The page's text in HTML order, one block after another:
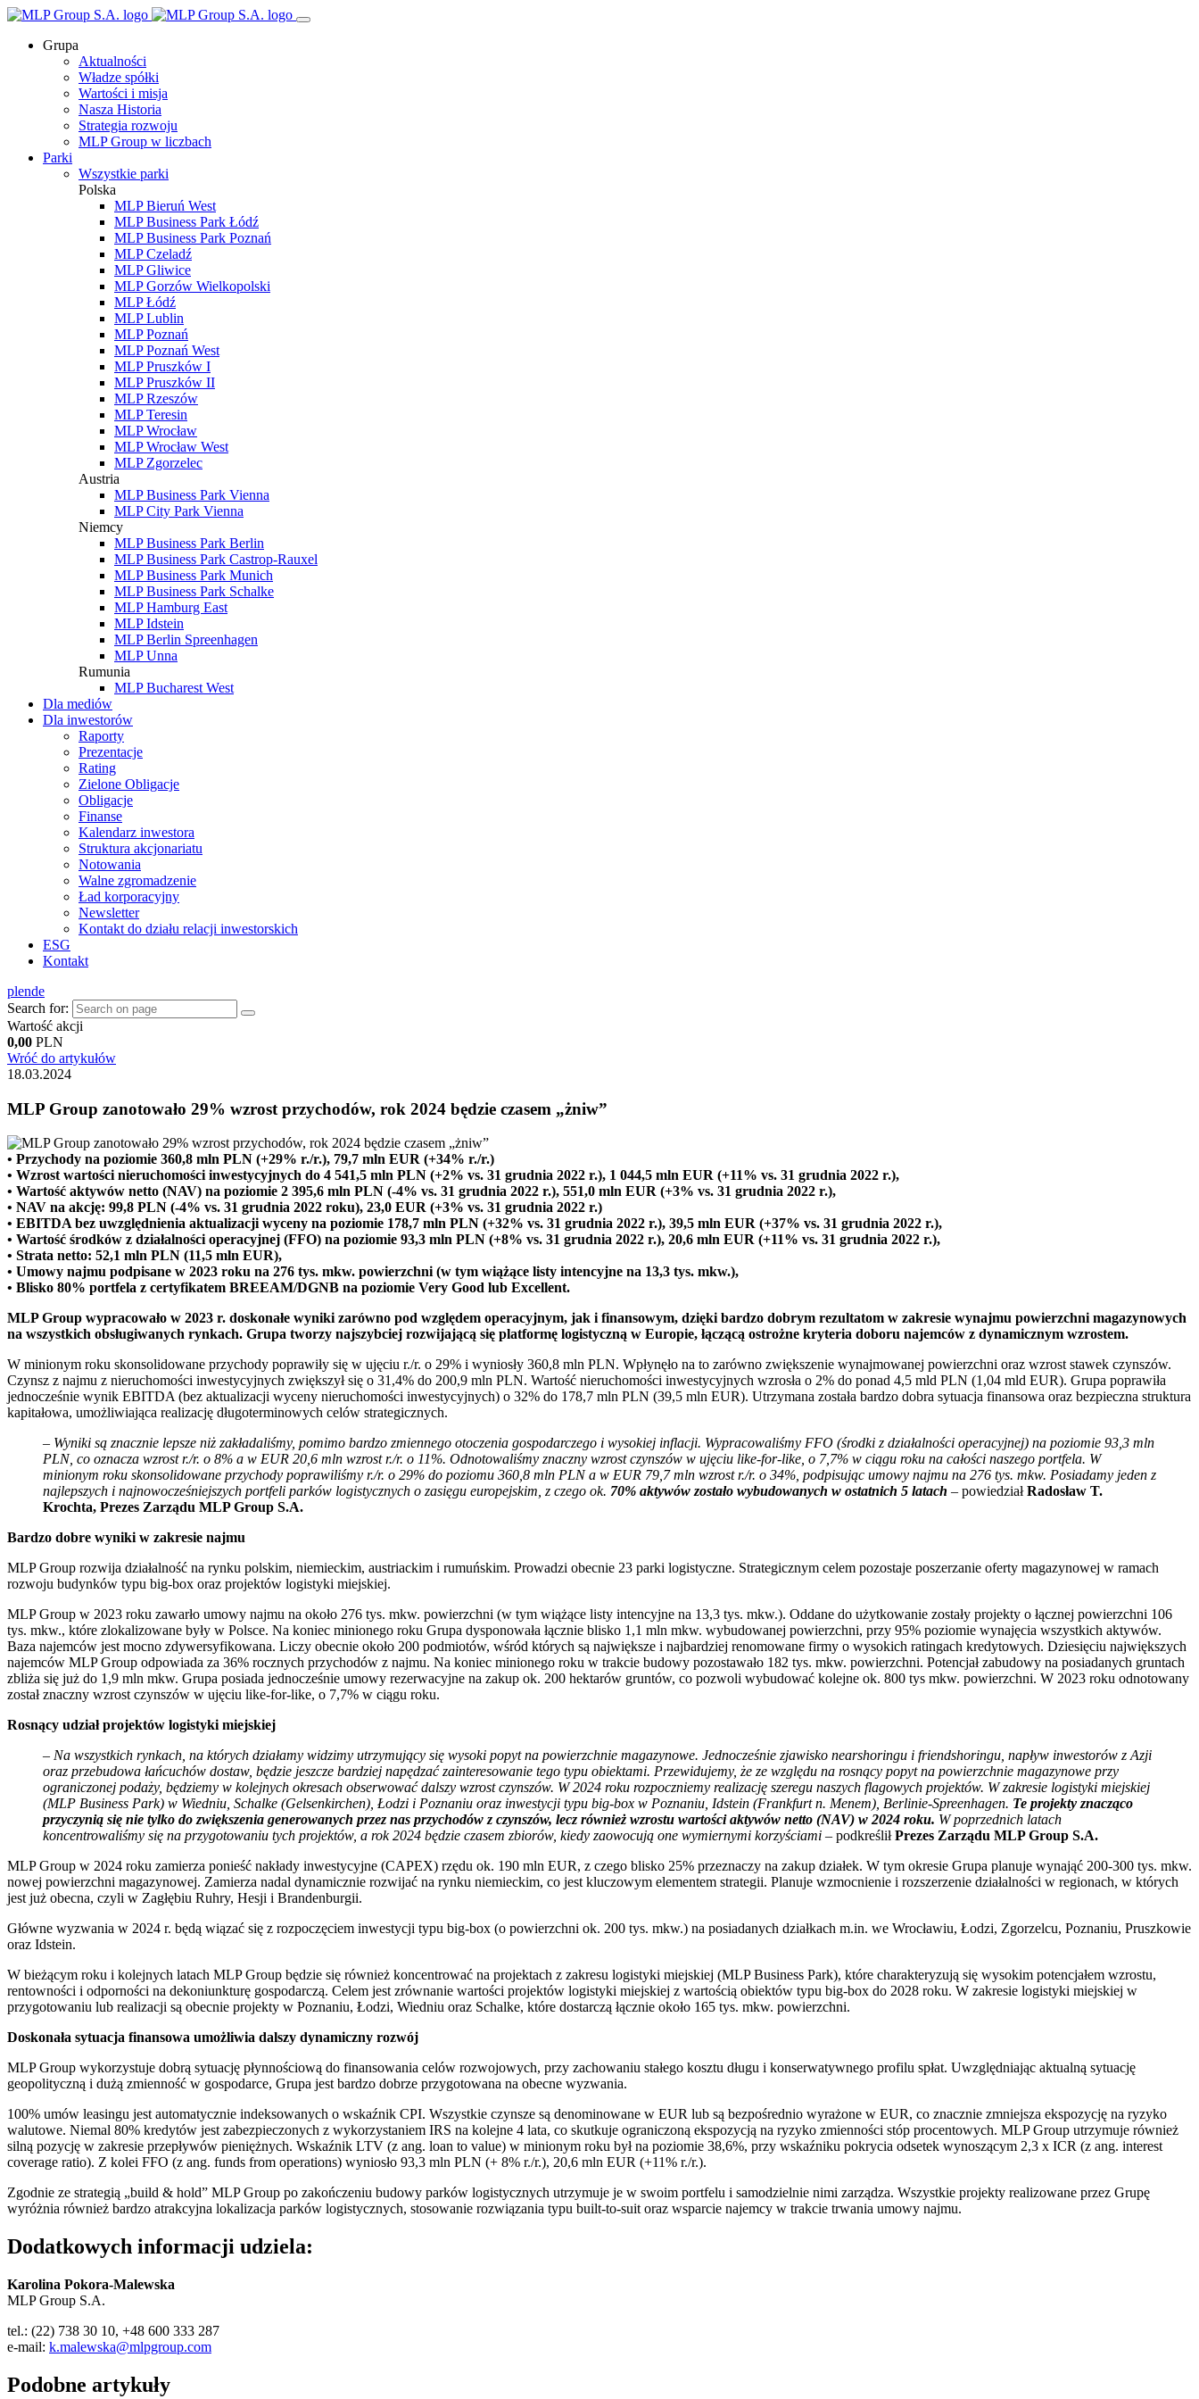
Grupa
Aktualności
Władze spółki
Wartości i misja
Nasza Historia
Strategia rozwoju
MLP Group w liczbach
Parki
Wszystkie parki
Polska
MLP Bieruń West
MLP Business Park Łódź
MLP Business Park Poznań
MLP Czeladź
MLP Gliwice
MLP Gorzów Wielkopolski
MLP Łódź
MLP Lublin
MLP Poznań
MLP Poznań West
MLP Pruszków I
MLP Pruszków II
MLP Rzeszów
MLP Teresin
MLP Wrocław
MLP Wrocław West
MLP Zgorzelec
Austria
MLP Business Park Vienna
MLP City Park Vienna
Niemcy
MLP Business Park Berlin
MLP Business Park Castrop-Rauxel
MLP Business Park Munich
MLP Business Park Schalke
MLP Hamburg East
MLP Idstein
MLP Berlin Spreenhagen
MLP Unna
Rumunia
MLP Bucharest West
Dla mediów
Dla inwestorów
Raporty
Prezentacje
Rating
Zielone Obligacje
Obligacje
Finanse
Kalendarz inwestora
Struktura akcjonariatu
Notowania
Walne zgromadzenie
Ład korporacyjny
Newsletter
Kontakt do działu relacji inwestorskich
ESG
Kontakt
plende
Search for:
Wartość akcji
0,00 PLN
Wróć do artykułów
18.03.2024
MLP Group zanotowało 29% wzrost przychodów, rok 2024 będzie czasem „żniw”
• Przychody na poziomie 360,8 mln PLN (+29% r./r.), 79,7 mln EUR (+34% r./r.)
• Wzrost wartości nieruchomości inwestycyjnych do 4 541,5 mln PLN (+2% vs. 31 grudnia 2022 r.), 1 044,5 mln EUR (+11% vs. 31 grudnia 2022 r.),
• Wartość aktywów netto (NAV) na poziomie 2 395,6 mln PLN (-4% vs. 31 grudnia 2022 r.), 551,0 mln EUR (+3% vs. 31 grudnia 2022 r.),
• NAV na akcję: 99,8 PLN (-4% vs. 31 grudnia 2022 roku), 23,0 EUR (+3% vs. 31 grudnia 2022 r.)
• EBITDA bez uwzględnienia aktualizacji wyceny na poziomie 178,7 mln PLN (+32% vs. 31 grudnia 2022 r.), 39,5 mln EUR (+37% vs. 31 grudnia 2022 r.),
• Wartość środków z działalności operacyjnej (FFO) na poziomie 93,3 mln PLN (+8% vs. 31 grudnia 2022 r.), 20,6 mln EUR (+11% vs. 31 grudnia 2022 r.),
• Strata netto: 52,1 mln PLN (11,5 mln EUR),
• Umowy najmu podpisane w 2023 roku na 276 tys. mkw. powierzchni (w tym wiążące listy intencyjne na 13,3 tys. mkw.),
• Blisko 80% portfela z certyfikatem BREEAM/DGNB na poziomie Very Good lub Excellent.
MLP Group wypracowało w 2023 r. doskonałe wyniki zarówno pod względem operacyjnym, jak i finansowym, dzięki bardzo dobrym rezultatom w zakresie wynajmu powierzchni magazynowych
na wszystkich obsługiwanych rynkach. Grupa tworzy najszybciej rozwijającą się platformę logistyczną w Europie, łączącą ostrożne kryteria doboru najemców z dynamicznym wzrostem.
W minionym roku skonsolidowane przychody poprawiły się w ujęciu r./r. o 29% i wyniosły 360,8 mln PLN. Wpłynęło na to zarówno zwiększenie wynajmowanej powierzchni oraz wzrost stawek czynszów.
Czynsz z najmu z nieruchomości inwestycyjnych zwiększył się o 31,4% do 200,9 mln PLN. Wartość nieruchomości inwestycyjnych wzrosła o 2% do ponad 4,5 mld PLN (1,04 mld EUR). Grupa poprawiła
jednocześnie wynik EBITDA (bez aktualizacji wyceny nieruchomości inwestycyjnych) o 32% do 178,7 mln PLN (39,5 mln EUR). Utrzymana została bardzo dobra sytuacja finansowa oraz bezpieczna struktura
kapitałowa, umożliwiająca realizację długoterminowych celów strategicznych.
– Wyniki są znacznie lepsze niż zakładaliśmy, pomimo bardzo zmiennego otoczenia gospodarczego i wysokiej inflacji. Wypracowaliśmy FFO (środki z działalności operacyjnej) na poziomie 93,3 mln
PLN, co oznacza wzrost r./r. o 8% a w EUR 20,6 mln wzrost r./r. o 11%. Odnotowaliśmy znaczny wzrost czynszów w ujęciu like-for-like, o 7,7% w ciągu roku na całości naszego portfela. W
minionym roku skonsolidowane przychody poprawiliśmy r./r. o 29% do poziomu 360,8 mln PLN a w EUR 79,7 mln wzrost r./r. o 34%, podpisując umowy najmu na 276 tys. mkw. Posiadamy jeden z
najlepszych i najnowocześniejszych portfeli parków logistycznych o zasięgu europejskim, z czego ok. 70% aktywów zostało wybudowanych w ostatnich 5 latach – powiedziałRadosław T.
Krochta, Prezes Zarządu MLP Group S.A.
Bardzo dobre wyniki w zakresie najmu
MLP Group rozwija działalność na rynku polskim, niemieckim, austriackim i rumuńskim. Prowadzi obecnie 23 parki logistyczne. Strategicznym celem pozostaje poszerzanie oferty magazynowej w ramach
rozwoju budynków typu big-box oraz projektów logistyki miejskiej.
MLP Group w 2023 roku zawarło umowy najmu na około 276 tys. mkw. powierzchni (w tym wiążące listy intencyjne na 13,3 tys. mkw.). Oddane do użytkowanie zostały projekty o łącznej powierzchni 106
tys. mkw., które zlokalizowane były w Polsce. Na koniec minionego roku Grupa dysponowała łącznie blisko 1,1 mln mkw. wybudowanej powierzchni, przy 95% poziomie wynajęcia wszystkich aktywów.
Baza najemców jest mocno zdywersyfikowana. Liczy obecnie około 200 podmiotów, wśród których są największe i najbardziej renomowane firmy o wysokich ratingach kredytowych. Dziesięciu największych
najemców MLP Group odpowiada za 36% rocznych przychodów z najmu. Na koniec minionego roku w trakcie budowy pozostawało 182 tys. mkw. powierzchni. Potencjał zabudowy na posiadanych gruntach
zbliża się już do 1,9 mln mkw. Grupa posiada jednocześnie umowy rezerwacyjne na zakup ok. 200 hektarów gruntów, co pozwoli wybudować kolejne ok. 800 tys mkw. powierzchni. W 2023 roku odnotowany
został znaczny wzrost czynszów w ujęciu like-for-like, o 7,7% w ciągu roku.
Rosnący udział projektów logistyki miejskiej
– Na wszystkich rynkach, na których działamy widzimy utrzymujący się wysoki popyt na powierzchnie magazynowe. Jednocześnie zjawisko nearshoringu i friendshoringu, napływ inwestorów z Azji
oraz przebudowa łańcuchów dostaw, będzie jeszcze bardziej napędzać zainteresowanie tego typu obiektami. Przewidujemy, że ze względu na rosnący popyt na powierzchnie magazynowe przy
ograniczonej podaży, będziemy w kolejnych okresach obserwować dalszy wzrost czynszów. W 2024 roku rozpoczniemy realizację szeregu naszych flagowych projektów. W zakresie logistyki miejskiej
(MLP Business Park) w Wiedniu, Schalke (Gelsenkirchen), Łodzi i Poznaniu oraz inwestycji typu big-box w Poznaniu, Idstein (Frankfurt n. Menem), Berlinie-Spreenhagen. Te projekty znacząco
przyczynią się nie tylko do zwiększenia generowanych przez nas przychodów z czynszów, lecz również wzrostu wartości aktywów netto (NAV) w 2024 roku. W poprzednich latach
koncentrowaliśmy się na przygotowaniu tych projektów, a rok 2024 będzie czasem zbiorów, kiedy zaowocują one wymiernymi korzyściami – podkreśliłPrezes Zarządu MLP Group S.A.
MLP Group w 2024 roku zamierza ponieść nakłady inwestycyjne (CAPEX) rzędu ok. 190 mln EUR, z czego blisko 25% przeznaczy na zakup działek. W tym okresie Grupa planuje wynająć 200-300 tys. mkw.
nowej powierzchni magazynowej. Zamierza nadal dynamicznie rozwijać na rynku niemieckim, co jest kluczowym elementem strategii. Planuje wzmocnienie i rozszerzenie działalności w regionach, w których
jest już obecna, czyli w Zagłębiu Ruhry, Hesji i Brandenburgii.
Główne wyzwania w 2024 r. będą wiązać się z rozpoczęciem inwestycji typu big-box (o powierzchni ok. 200 tys. mkw.) na posiadanych działkach m.in. we Wrocławiu, Łodzi, Zgorzelcu, Poznaniu, Pruszkowie
oraz Idstein.
W bieżącym roku i kolejnych latach MLP Group będzie się również koncentrować na projektach z zakresu logistyki miejskiej (MLP Business Park), które charakteryzują się wysokim potencjałem wzrostu,
rentowności i odporności na dekoniunkturę gospodarczą. Celem jest zrównanie wartości projektów logistyki miejskiej z wartością obiektów typu big-box do 2028 roku. W zakresie logistyki miejskiej w
przygotowaniu lub realizacji są obecnie projekty w Poznaniu, Łodzi, Wiedniu oraz Schalke, które dostarczą łącznie około 165 tys. mkw. powierzchni.
Doskonała sytuacja finansowa umożliwia dalszy dynamiczny rozwój
MLP Group wykorzystuje dobrą sytuację płynnościową do finansowania celów rozwojowych, przy zachowaniu stałego kosztu długu i konserwatywnego profilu spłat. Uwzględniając aktualną sytuację
geopolityczną i dużą zmienność w gospodarce, Grupa jest bardzo dobrze przygotowana na obecne wyzwania.
100% umów leasingu jest automatycznie indeksowanych o wskaźnik CPI. Wszystkie czynsze są denominowane w EUR lub są bezpośrednio wyrażone w EUR, co znacznie zmniejsza ekspozycję na ryzyko
walutowe. Niemal 80% kredytów jest zabezpieczonych z wykorzystaniem IRS na kolejne 4 lata, co skutkuje ograniczoną ekspozycją na ryzyko zmienności stóp procentowych. MLP Group utrzymuje również
silną pozycję w zakresie przepływów pieniężnych. Wskaźnik LTV (z ang. loan to value) w minionym roku był na poziomie 38,6%, przy wskaźniku pokrycia odsetek wynoszącym 2,3 x ICR (z ang. interest
coverage ratio). Z kolei FFO (z ang. funds from operations) wyniosło 93,3 mln PLN (+ 8% r./r.), 20,6 mln EUR (+11% r./r.).
Zgodnie ze strategią „build & hold” MLP Group po zakończeniu budowy parków logistycznych utrzymuje je w swoim portfelu i samodzielnie nimi zarządza. Wszystkie projekty realizowane przez Grupę
wyróżnia również bardzo atrakcyjna lokalizacja parków logistycznych, stosowanie rozwiązania typu built-to-suit oraz wsparcie najemcy w trakcie trwania umowy najmu.
Dodatkowych informacji udziela:
Karolina Pokora-Malewska
MLP Group S.A.
tel.: (22) 738 30 10, +48 600 333 287
e-mail: k.malewska@mlpgroup.com
Podobne artykuły